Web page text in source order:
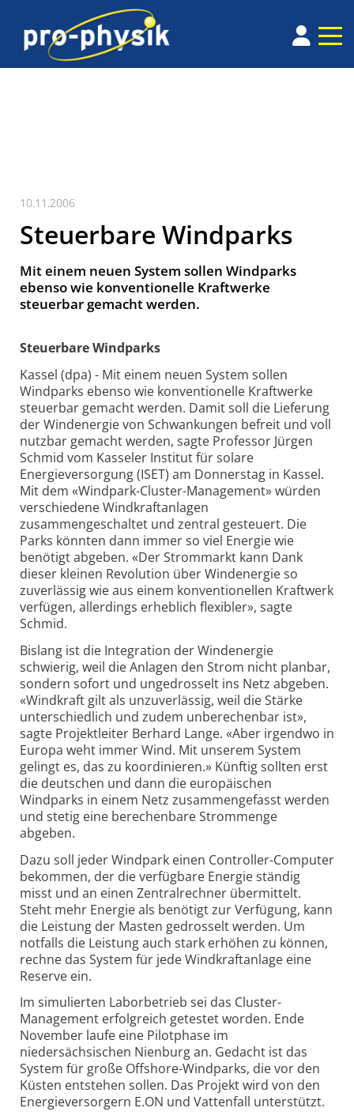
10.11.2006
Steuerbare Windparks
Mit einem neuen System sollen Windparks
ebenso wie konventionelle Kraftwerke
steuerbar gemacht werden.
Steuerbare Windparks
Kassel (dpa) - Mit einem neuen System sollen
Windparks ebenso wie konventionelle Kraftwerke
steuerbar gemacht werden. Damit soll die Lieferung
der Windenergie von Schwankungen befreit und voll
nutzbar gemacht werden, sagte Professor Jürgen
Schmid vom Kasseler Institut für solare
Energieversorgung (ISET) am Donnerstag in Kassel.
Mit dem «Windpark-Cluster-Management» würden
verschiedene Windkraftanlagen
zusammengeschaltet und zentral gesteuert. Die
Parks könnten dann immer so viel Energie wie
benötigt abgeben. «Der Strommarkt kann Dank
dieser kleinen Revolution über Windenergie so
zuverlässig wie aus einem konventionellen Kraftwerk
verfügen, allerdings erheblich flexibler», sagte
Schmid.
Bislang ist die Integration der Windenergie
schwierig, weil die Anlagen den Strom nicht planbar,
sondern sofort und ungedrosselt ins Netz abgeben.
«Windkraft gilt als unzuverlässig, weil die Stärke
unterschiedlich und zudem unberechenbar ist»,
sagte Projektleiter Berhard Lange. «Aber irgendwo in
Europa weht immer Wind. Mit unserem System
gelingt es, das zu koordinieren.» Künftig sollten erst
die deutschen und dann die europäischen
Windparks in einem Netz zusammengefasst werden
und stetig eine berechenbare Strommenge
abgeben.
Dazu soll jeder Windpark einen Controller-Computer
bekommen, der die verfügbare Energie ständig
misst und an einen Zentralrechner übermittelt.
Steht mehr Energie als benötigt zur Verfügung, kann
die Leistung der Masten gedrosselt werden. Um
notfalls die Leistung auch stark erhöhen zu können,
rechne das System für jede Windkraftanlage eine
Reserve ein.
Im simulierten Laborbetrieb sei das Cluster-
Management erfolgreich getestet worden. Ende
November laufe eine Pilotphase im
niedersächsischen Nienburg an. Gedacht ist das
System für große Offshore-Windparks, die vor den
Küsten entstehen sollen. Das Projekt wird von den
Energieversorgern E.ON und Vattenfall unterstützt.